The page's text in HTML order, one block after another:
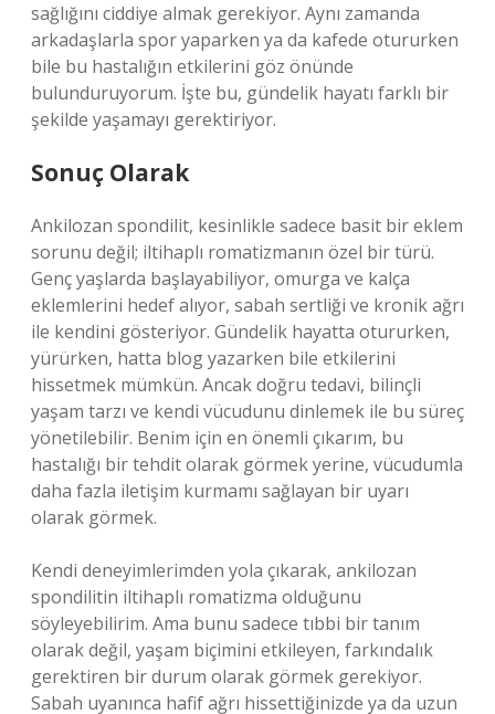
sağlığını ciddiye almak gerekiyor. Aynı zamanda
arkadaşlarla spor yaparken ya da kafede otururken
bile bu hastalığın etkilerini göz önünde
bulunduruyorum. İşte bu, gündelik hayatı farklı bir
şekilde yaşamayı gerektiriyor.
Sonuç Olarak
Ankilozan spondilit, kesinlikle sadece basit bir eklem
sorunu değil; iltihaplı romatizmanın özel bir türü.
Genç yaşlarda başlayabiliyor, omurga ve kalça
eklemlerini hedef alıyor, sabah sertliği ve kronik ağrı
ile kendini gösteriyor. Gündelik hayatta otururken,
yürürken, hatta blog yazarken bile etkilerini
hissetmek mümkün. Ancak doğru tedavi, bilinçli
yaşam tarzı ve kendi vücudunu dinlemek ile bu süreç
yönetilebilir. Benim için en önemli çıkarım, bu
hastalığı bir tehdit olarak görmek yerine, vücudumla
daha fazla iletişim kurmamı sağlayan bir uyarı
olarak görmek.
Kendi deneyimlerimden yola çıkarak, ankilozan
spondilitin iltihaplı romatizma olduğunu
söyleyebilirim. Ama bunu sadece tıbbi bir tanım
olarak değil, yaşam biçimini etkileyen, farkındalık
gerektiren bir durum olarak görmek gerekiyor.
Sabah uyanınca hafif ağrı hissettiğinizde ya da uzun